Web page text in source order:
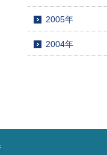
2005年
2004年